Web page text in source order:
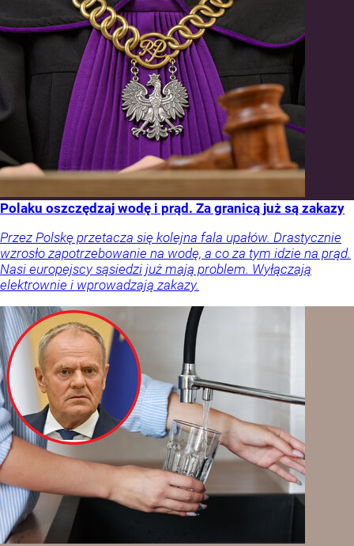
Polaku oszczędzaj wodę i prąd. Za granicą już są zakazy
Przez Polskę przetacza się kolejna fala upałów. Drastycznie
wzrosło zapotrzebowanie na wodę, a co za tym idzie na prąd.
Nasi europejscy sąsiedzi już mają problem. Wyłączają
elektrownie i wprowadzają zakazy.